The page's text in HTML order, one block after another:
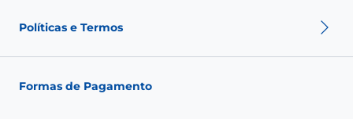
Nossas Lojas
Fale conosco
Fashion Club
Políticas e Termos
Política de Troca
Política de Privacidade
Formas de Pagamento